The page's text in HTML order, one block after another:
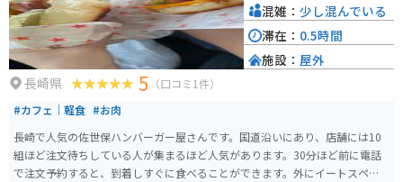
て知られており、現在でも良質なお茶の産地として有名です。道の駅 彼杵の
荘でも、地元産の様々なお茶を購入することができます。お茶好きの方には
ぜひ訪れていただきたい場所です。
長崎県 5 （口コミ1件）
#カフェ｜軽食 #お肉
長崎で人気の佐世保ハンバーガー屋さんです。国道沿いにあり、店舗には10
組ほど注文待ちしている人が集まるほど人気があります。30分ほど前に電話
で注文予約すると、到着しすぐに食べることができます。外にイートスペー
混雑： 少し混んでいる
滞在： 0.5時間
施設： 屋外